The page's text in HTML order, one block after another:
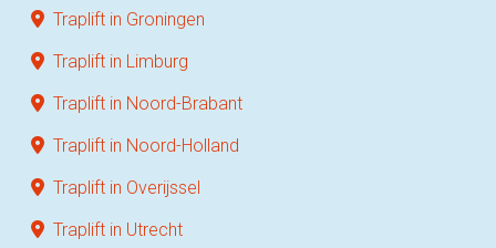
Traplift in Groningen
Traplift in Limburg
Traplift in Noord-Brabant
Traplift in Noord-Holland
Traplift in Overijssel
Traplift in Utrecht